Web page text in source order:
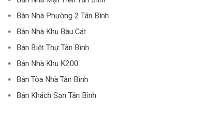
Bán Nhà Phường 2 Tân Bình
Bán Nhà Khu Bàu Cát
Bán Biệt Thự Tân Bình
Bán Nhà Khu K200
Bán Tòa Nhà Tân Bình
Bán Khách Sạn Tân Bình